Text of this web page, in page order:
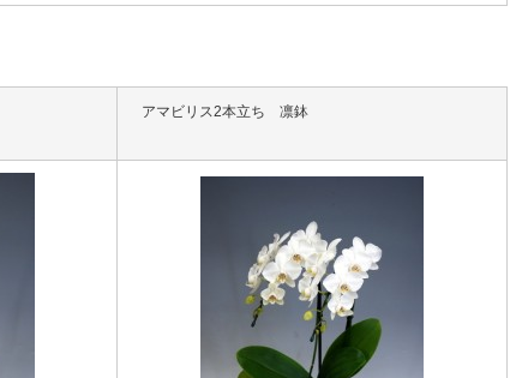
アマビリス2本立ち 凛鉢